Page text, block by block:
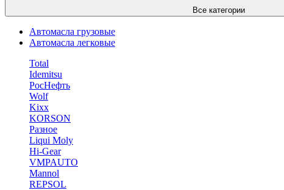
Все категории
Автомасла грузовые
Автомасла легковые
Total
Idemitsu
РосНефть
Wolf
Kixx
KORSON
Разное
Liqui Moly
Hi-Gear
VMPAUTO
Mannol
REPSOL